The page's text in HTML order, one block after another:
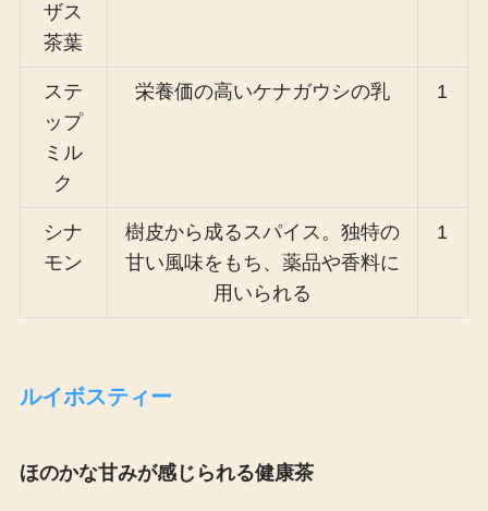
ザス
茶葉
ステ
ップ
ミル
ク
栄養価の高いケナガウシの乳 1
シナ
モン
樹皮から成るスパイス。独特の
甘い風味をもち、薬品や香料に
用いられる
1
ルイボスティー
ほのかな甘みが感じられる健康茶